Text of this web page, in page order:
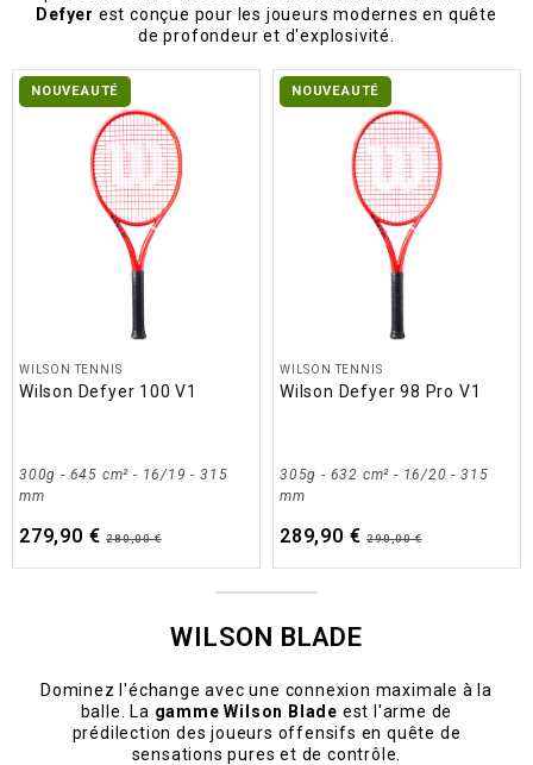
Defyer est conçue pour les joueurs modernes en quête
de profondeur et d'explosivité.
NOUVEAUTÉ
WILSON TENNIS
Wilson Defyer 100 V1
300g - 645 cm² - 16/19 - 315
mm
279,90 € 280,00 €
NOUVEAUTÉ
WILSON TENNIS
Wilson Defyer 98 Pro V1
305g - 632 cm² - 16/20 - 315
mm
289,90 € 290,00 €
WILSON BLADE
Dominez l'échange avec une connexion maximale à la
balle. La gamme Wilson Blade est l'arme de
prédilection des joueurs offensifs en quête de
sensations pures et de contrôle.